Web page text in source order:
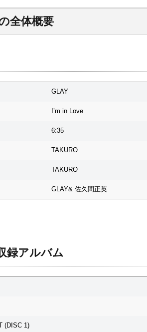
全体概要
GLAY
I’m in Love
6:35
TAKURO
TAKURO
GLAY& 佐久間正英
録アルバム
(DISC 1)